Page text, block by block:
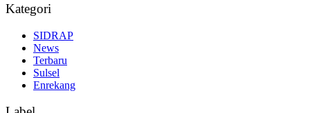
Kategori
SIDRAP
News
Terbaru
Sulsel
Enrekang